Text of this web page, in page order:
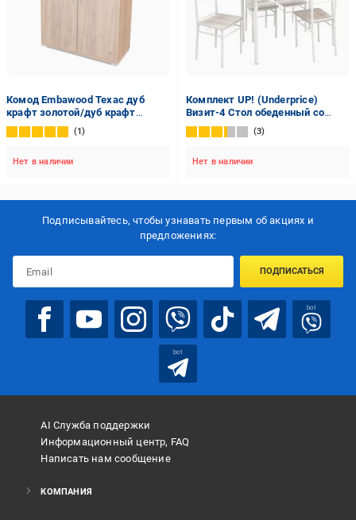
Комод Embawood Техас дуб
крафт золотой/дуб крафт
золотой
1
Нет в наличии
Комплект UP! (Underprice)
Визит-4 Стол обеденный со
стульями 4 шт.
1200x700x750мм дуб сонома/
3
Нет в наличии
Подписывайтесь, чтобы узнавать первым об акцияx и
предложениях:
ПОДПИСАТЬСЯ
bot
bot
AI Служба поддержки
Информационный центр, FAQ
Написать нам сообщение
КОМПАНИЯ